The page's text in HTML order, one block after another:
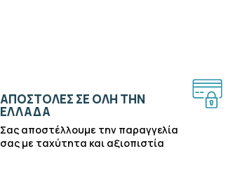
ΑΠΟΣΤΟΛΕΣ ΣΕ ΟΛΗ ΤΗΝ
ΕΛΛΑΔΑ
Σας αποστέλλουμε την παραγγελία
σας με ταχύτητα και αξιοπιστία